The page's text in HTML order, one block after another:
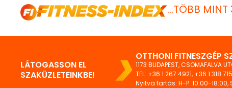
...TÖBB MINT
LÁTOGASSON EL
SZAKÜZLETEINKBE!
OTTHONI FITNESZGÉP
1173 BUDAPEST, CSOMAFALVA
TEL: +36 1 267 4921, +36 1 318
Nyitva tartás: H-P: 10:00-18:00,